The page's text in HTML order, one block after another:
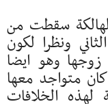
سقطت من
ونظرا لكون
زوجها وهو ايضا
متواجد معها
الخلافات